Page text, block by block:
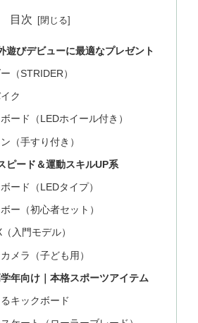
目次
遊びデビューに最適なプレゼント
（STRIDER）
ク
ード（LEDホイール付き）
（手すり付き）
ピード＆運動スキルUP系
ード（LEDタイプ）
ー（初心者セット）
入門モデル）
メラ（子ども用）
年向け｜本格スポーツアイテム
キックボード